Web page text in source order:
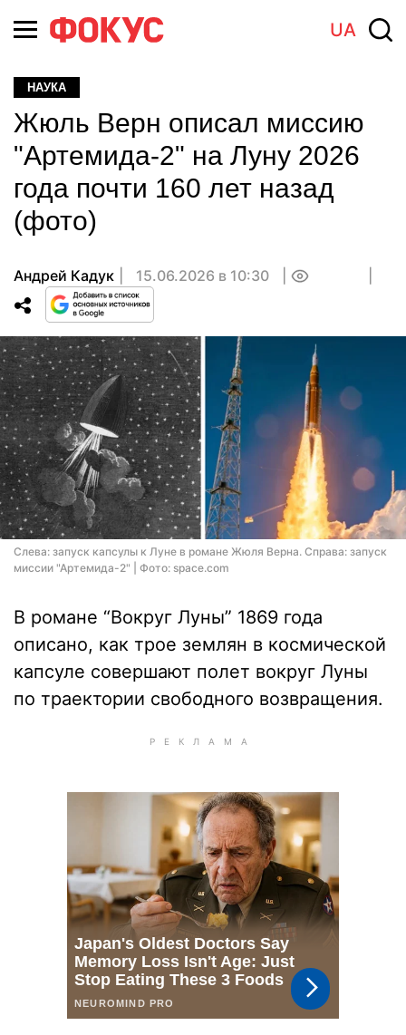
UA
НАУКА
Жюль Верн описал миссию
"Артемида-2" на Луну 2026
года почти 160 лет назад
(фото)
Андрей Кадук 15.06.2026 в 10:30
Слева: запуск капсулы к Луне в романе Жюля Верна. Справа: запуск
миссии "Артемида-2" | Фото: space.com
В романе “Вокруг Луны” 1869 года
описано, как трое землян в космической
капсуле совершают полет вокруг Луны
по траектории свободного возвращения.